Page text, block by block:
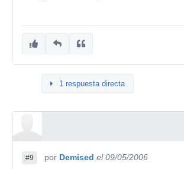
1 respuesta directa
#9 por Demised el 09/05/2006